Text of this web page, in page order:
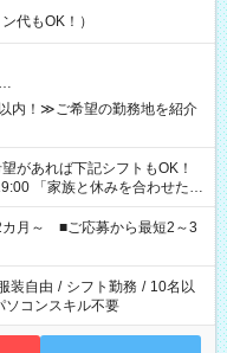
代もOK！）
…
内！≫ご希望の勤務地を紹介
わせた
したい」 「できれば残業はし
ね。 ※Wワーク希望
勤務時間と、もう1つのお仕事
える場合は応募できません。
カ月～ ■ご応募から最短2～3
装自由 / シフト勤務 / 10名以
ソコンスキル不要